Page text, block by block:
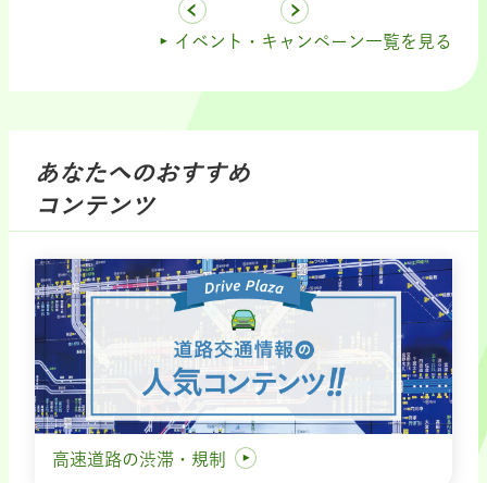
イベント・キャンペーン一覧を見る
あなたへのおすすめ
コンテンツ
高速道路の渋滞・規制